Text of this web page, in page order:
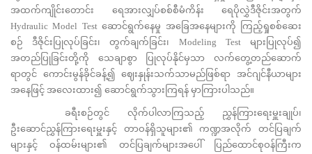
အထက်ကျိုင်းတောင်း ရေအားလျှပ်စစ်စီမံကိန်း ရေပိုလွှဲဒီဇိုင်းအတွက်
Hydraulic Model Test ဆောင်ရွက်နေမှု အခြေအနေများကို ကြည့်ရှုစစ်ဆေး
စဉ် ဒီဇိုင်းပြုလုပ်ခြင်း၊ တွက်ချက်ခြင်း၊ Modeling Test များပြုလုပ်၍
အတည်ပြုခြင်းတို့ကို သေချာစွာ ပြုလုပ်နိုင်မှသာ လက်တွေ့တည်ဆောက်
ရာတွင် ကောင်းမွန်ခိုင်ခန့်၍ ဈေးနှုန်းသက်သာမည်ဖြစ်ရာ အင်ဂျင်နီယာများ
အနေဖြင့် အလေးထား၍ ဆောင်ရွက်သွားကြရန် မှာကြားပါသည်။
ခရီးစဉ်တွင် လိုက်ပါလာကြသည့် ညွှန်ကြားရေးမှူးချုပ်၊
ဦးဆောင်ညွှန်ကြားရေးမှူးနှင့် တာဝန်ရှိသူများ၏ ကဏ္ဍအလိုက် တင်ပြချက်
များနှင့် ဝန်ထမ်းများ၏ တင်ပြချက်များအပေါ် ပြည်ထောင်စုဝန်ကြီးက